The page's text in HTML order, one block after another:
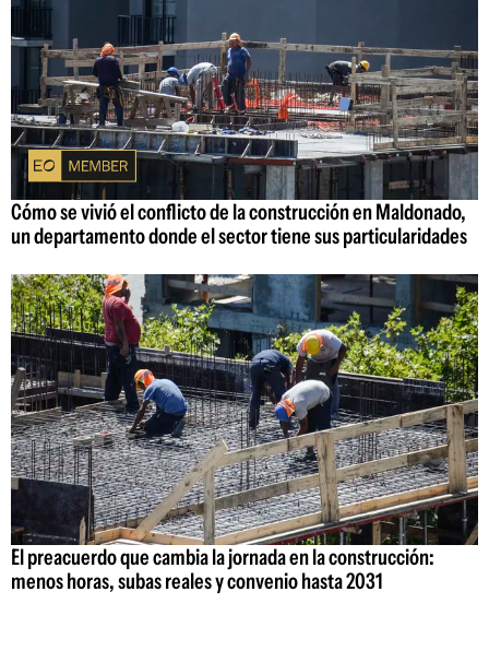
Cómo se vivió el conflicto de la construcción en Maldonado,
un departamento donde el sector tiene sus particularidades
El preacuerdo que cambia la jornada en la construcción:
menos horas, subas reales y convenio hasta 2031